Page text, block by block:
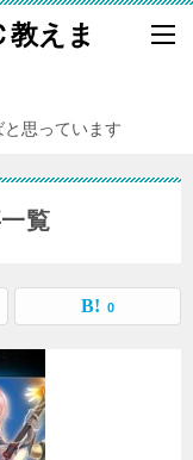
えま
思っています
覧
0